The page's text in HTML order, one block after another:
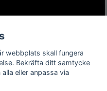
Instagram
Youtube
TikTok
webbplats skall fungera
Bekräfta ditt samtycke
eller anpassa via